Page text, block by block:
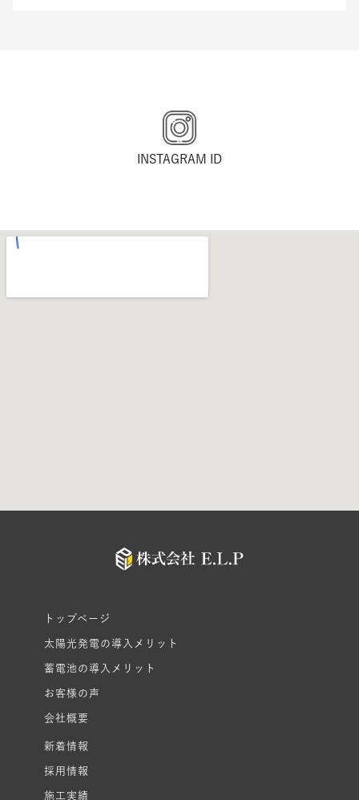
INSTAGRAM ID
トップページ
太陽光発電の導入メリット
蓄電池の導入メリット
お客様の声
会社概要
新着情報
採用情報
施工実績